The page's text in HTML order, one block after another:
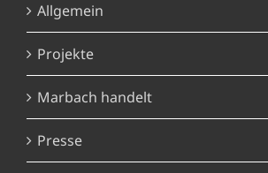
Allgemein
Projekte
Marbach handelt
Presse